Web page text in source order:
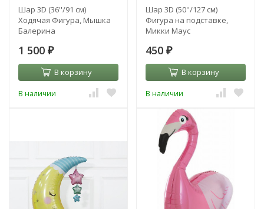
Шар 3D (36''/91 см)
Ходячая Фигура, Мышка
Балерина
1 500 ₽
В корзину
В наличии
Шар 3D (50''/127 см)
Фигура на подставке,
Микки Маус
450 ₽
В корзину
В наличии